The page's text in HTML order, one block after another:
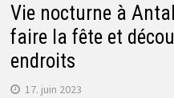
Vie nocturne à
faire la fête et
endroits
17. juin 2023